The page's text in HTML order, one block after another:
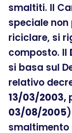
smaltiti. Il
speciale
riciclare, si
composto. Il
si basa sul
relativo
13/03/2003,
03/08/2005
smaltimento